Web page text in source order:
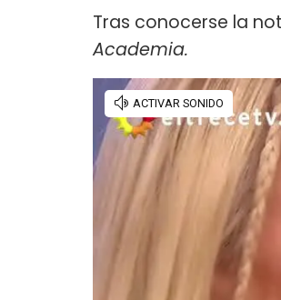
Tras conocerse la
Academia.